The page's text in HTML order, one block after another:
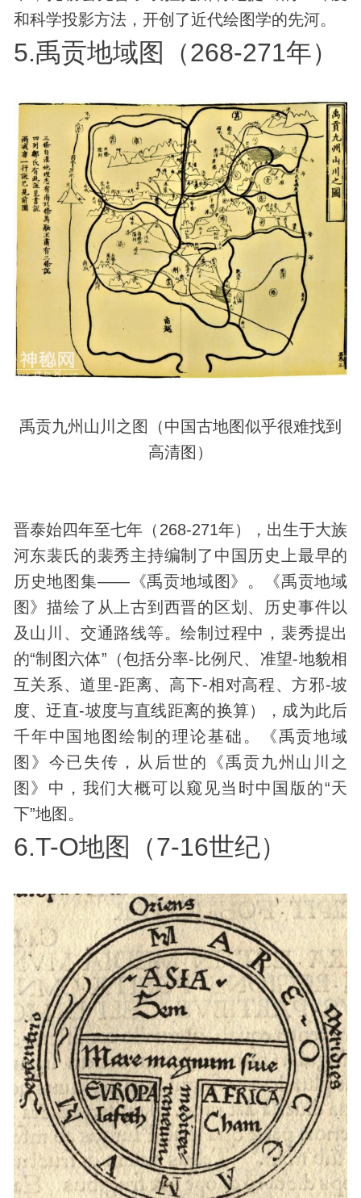
和科学投影方法，开创了近代绘图学的先河。
5.禹贡地域图（268-271年）
禹贡九州山川之图（中国古地图似乎很难找到
高清图）
晋泰始四年至七年（268-271年），出生于大族
河东裴氏的裴秀主持编制了中国 历史上最早的
历史地图集——《禹贡地域图》。《禹贡地域
图》描绘了从上古到西晋的区划、历史事件以
及山川、交通路线等。绘制过程中，裴秀提出
的“制图六体”（包括分率-比例尺、准望-地貌相
互关系、道里-距离、高下-相对高程、方邪-坡
度、迂直-坡度与直线距离的换算），成为此后
千年中国地图绘制的理论基础。《禹贡地域
图》今已失传，从后世的《禹贡九州山川之
图》中，我们大概可以窥见当时中国版的“天
下”地图。
6.T-O地图（7-16世纪）